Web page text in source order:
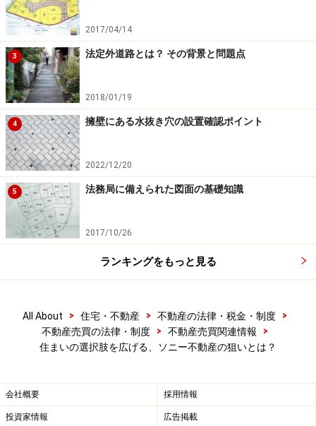
す。
また、不動産会社が売り手・買い手から受け取ることの
できる仲介手数料は、法律で上限が定められています。
物件価格の3％＋6万円（消費税別）といわれるのは、こ
の上限額のことです。この上限額を仲介手数料としてい
る場合、高い物件を扱う方が同じ手間でも高い仲介手数
料を受け取れるため、高い物件のほうを優先するという
ことにもなりかねません。
そこで、ソニー不動産では、独自の合理的な仕組みを取
り入れ、業務の手間や成約までの期間に応じて変動する
新しい仲介手数料体系を導入しています。
こういった新しいビジネスモデルが、不動産業界に風穴
は、次のような点です。
Q：新しいビジネスモデルの狙いは何か？ユーザー
Q：なぜリフォーム定額商品を取り扱ったり、ヤフ
ーと提携したりするのか？
2017/04/14
3 法定外道路とは？ その背景と問題点
2018/01/19
4 擁壁にある水抜き穴の設置確認ポイント
2022/12/20
5 法務局に備えられた図面の基礎知識
2017/10/26
ランキングをもっと見る
All About > 住宅・不動産 > 不動産の法律・税金・制度
>
不動産売買の法律・制度
> 不動産売買関連情報
>
住まいの選択肢を広げる、ソニー不動産の狙いとは？
会社概要 採用情報
投資家情報 広告掲載